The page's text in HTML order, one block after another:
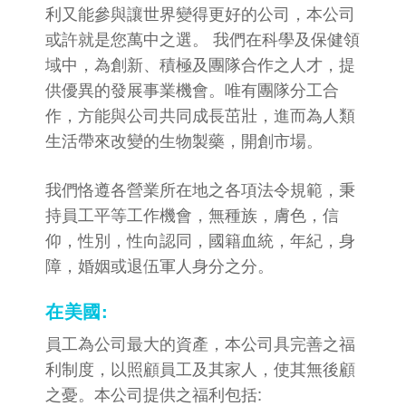
利又能參與讓世界變得更好的公司，本公司
或許就是您萬中之選。 我們在科學及保健領
域中，為創新、積極及團隊合作之人才，提
供優異的發展事業機會。唯有團隊分工合
作，方能與公司共同成長茁壯，進而為人類
生活帶來改變的生物製藥，開創市場。
我們恪遵各營業所在地之各項法令規範，秉
持員工平等工作機會，無種族，膚色，信
仰，性別，性向認同，國籍血統，年紀，身
障，婚姻或退伍軍人身分之分。
在美國:
員工為公司最大的資產，本公司具完善之福
利制度，以照顧員工及其家人，使其無後顧
之憂。本公司提供之福利包括: